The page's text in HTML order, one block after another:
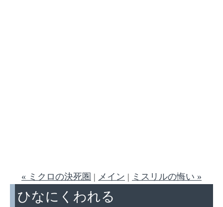
« ミクロの決死圏 | メイン | ミスリルの悔い »
ひなにくわれる